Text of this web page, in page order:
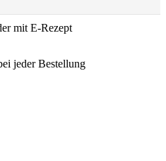
mit E-Rezept
jeder Bestellung